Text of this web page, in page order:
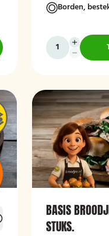
Borden,
BASIS
STUKS.